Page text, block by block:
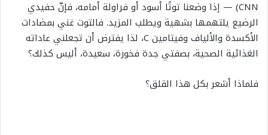
CNN) — إذا وضعنا توتًا أسود أو فراولة أمامه، فإنّ حفيدي
الرضيع يلتهمها بشهية ويطلب المزيد. فالتوت غني بمضادات
الأكسدة والألياف وفيتامين C، لذا يفترض أن تجعلني عاداته
الغذائية الصحية، بصفتي جدة فخورة، سعيدة، أليس كذلك؟
فلماذا أشعر بكل هذا القلق؟